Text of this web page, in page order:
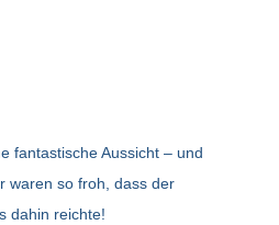
fantastische Aussicht – und
waren so froh, dass der
dahin reichte!